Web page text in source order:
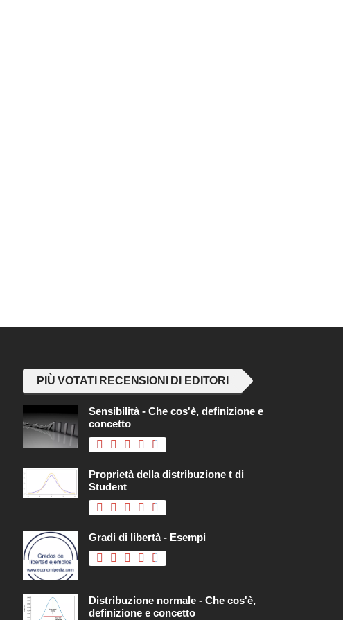
PIÙ VOTATI RECENSIONI DI EDITORI
Sensibilità - Che cos'è, definizione e
concetto
Proprietà della distribuzione t di
Student
Gradi di libertà - Esempi
Distribuzione normale - Che cos'è,
definizione e concetto